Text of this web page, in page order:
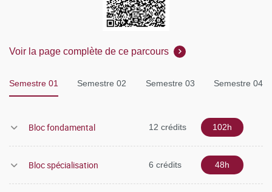
Voir la page complète de ce parcours
Semestre 01 Semestre 02 Semestre 03 Semestre 04
Bloc fondamental 12 crédits 102h
Bloc spécialisation 6 crédits 48h